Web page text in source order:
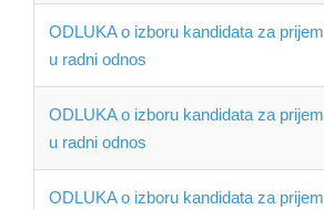
ODLUKA o izboru kandidata za prijem
u radni odnos
ODLUKA o izboru kandidata za prijem
u radni odnos
ODLUKA o izboru kandidata za prijem